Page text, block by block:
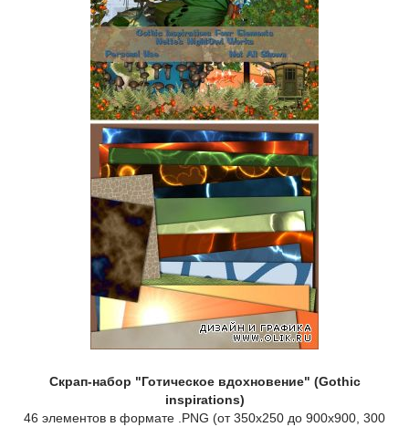
Скрап-набор "Готическое вдохновение" (Gothic
inspirations)
46 элементов в формате .PNG (от 350х250 до 900х900, 300